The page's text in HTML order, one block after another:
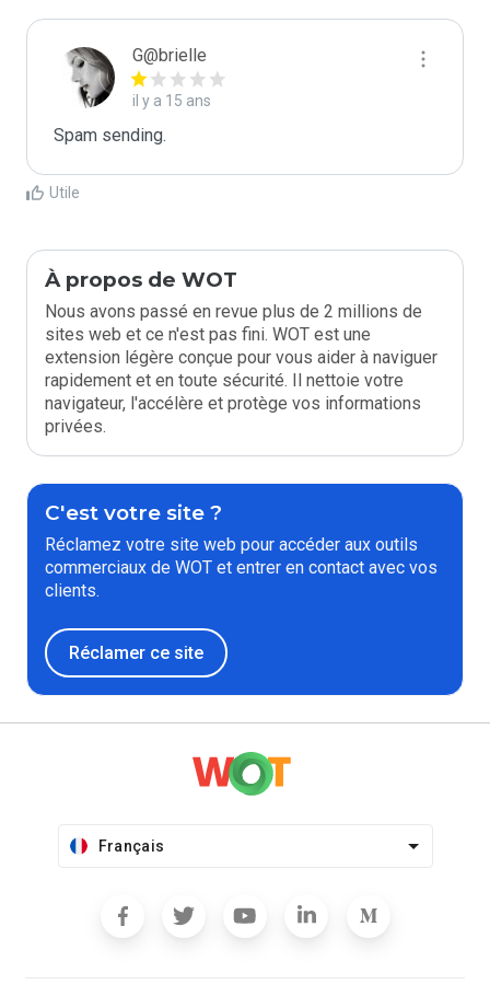
G@brielle
il y a 15 ans
Spam sending.
Utile
À propos de WOT
Nous avons passé en revue plus de 2 millions de
sites web et ce n'est pas fini. WOT est une
extension légère conçue pour vous aider à naviguer
rapidement et en toute sécurité. Il nettoie votre
navigateur, l'accélère et protège vos informations
privées.
C'est votre site ?
Réclamez votre site web pour accéder aux outils
commerciaux de WOT et entrer en contact avec vos
clients.
Réclamer ce site
Français